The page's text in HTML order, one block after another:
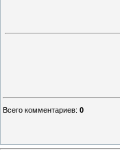
Всего комментариев: 0